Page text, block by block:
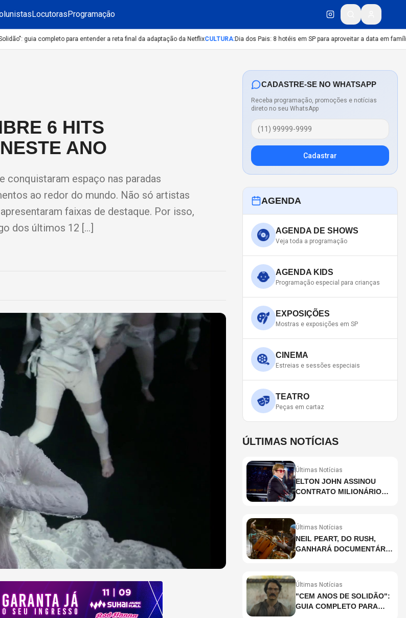
LocutorasProgramação
guia completo para entender a reta final da adaptação da NetflixCULTURA:Dia dos Pais: 8 hotéis em SP para aproveitar a data em família
6 HITS
ANO
conquistaram espaço nas paradas
ao redor do mundo. Não só artistas
faixas de destaque. Por isso,
dos últimos 12 […]
CADASTRE-SE NO WHATSAPP
Receba programação, promoções e notícias
direto no seu WhatsApp
Cadastrar
AGENDA
AGENDA DE SHOWS
Veja toda a programação
AGENDA KIDS
Programação especial para crianças
EXPOSIÇÕES
Mostras e exposições em SP
CINEMA
Estreias e sessões especiais
TEATRO
Peças em cartaz
ÚLTIMAS NOTÍCIAS
Últimas Notícias
ELTON JOHN ASSINOU
CONTRATO MILIONÁRIO
Últimas Notícias
NEIL PEART, DO RUSH,
GANHARÁ DOCUMENTÁRIO
SMITH, STEWART
CAREY
Últimas Notícias
"CEM ANOS DE SOLIDÃO":
GUIA COMPLETO PARA